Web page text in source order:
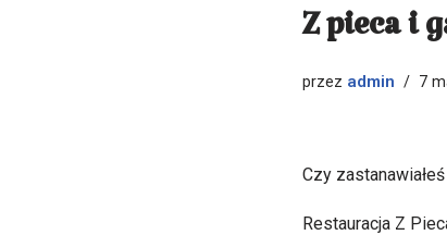
Z pieca i
przez admin 7
Czy
Restauracja Z